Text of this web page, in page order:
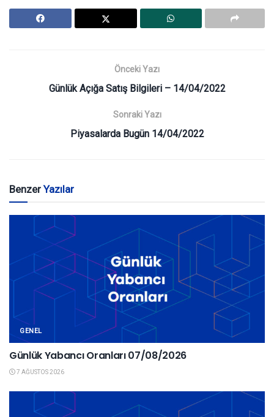
Önceki Yazı
Günlük Açığa Satış Bilgileri – 14/04/2022
Sonraki Yazı
Piyasalarda Bugün 14/04/2022
BenzerYazılar
GENEL
Günlük Yabancı Oranları 07/08/2026
7 AĞUSTOS 2026